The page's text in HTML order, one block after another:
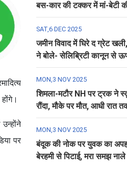
पर
बस-कार की टक्कर में मां-बेटी
SAT,6 DEC 2025
जमीन विवाद में घिरे द ग्रेट
ने बोले- सेलिब्रिटी कानून से
MON,3 NOV 2025
शिमला-मटौर NH पर ट्रक ने
रौंदा, मौके पर मौत, आधी रात
MON,3 NOV 2025
बंदूक की नोक पर युवक का
बेरहमी से पिटाई, मरा समझ